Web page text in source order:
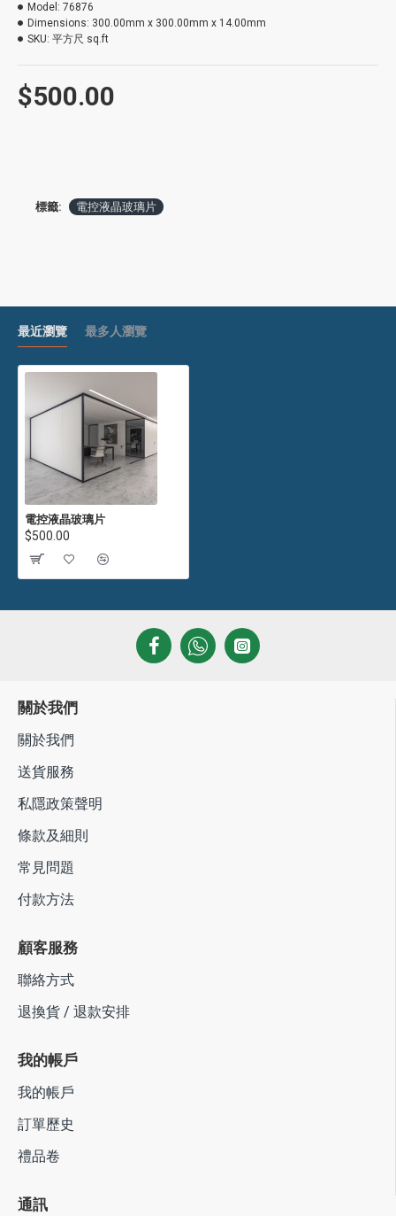
$500.00
Model: 76876
Dimensions: 300.00mm x 300.00mm x 14.00mm
SKU: 平方尺 sq.ft
標籤: 電控液晶玻璃片
最近瀏覽 最多人瀏覽
電控液晶玻璃片
$500.00
關於我們
關於我們
送貨服務
私隱政策聲明
條款及細則
常見問題
付款方法
顧客服務
聯絡方式
退換貨 / 退款安排
我的帳戶
我的帳戶
訂單歷史
禮品卷
通訊